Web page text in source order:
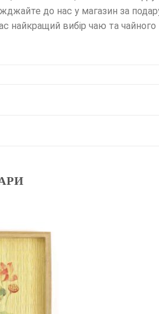
до нас у магазин за
найкращий вибір чаю та